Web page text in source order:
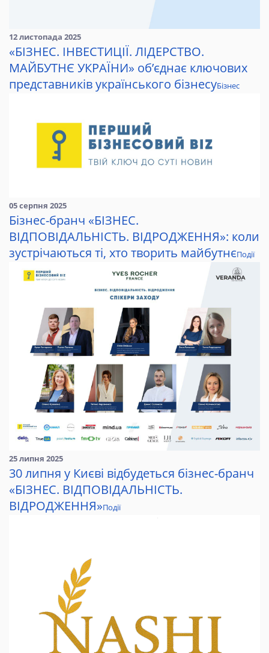
12 листопада 2025
«БІЗНЕС. ІНВЕСТИЦІЇ. ЛІДЕРСТВО.
МАЙБУТНЄ УКРАЇНИ» об’єднає ключових
представників українського бізнесуБізнес
05 серпня 2025
Бізнес-бранч «БІЗНЕС.
ВІДПОВІДАЛЬНІСТЬ. ВІДРОДЖЕННЯ»: коли
зустрічаються ті, хто творить майбутнєПодії
25 липня 2025
30 липня у Києві відбудеться бізнес-бранч
«БІЗНЕС. ВІДПОВІДАЛЬНІСТЬ.
ВІДРОДЖЕННЯ»Події